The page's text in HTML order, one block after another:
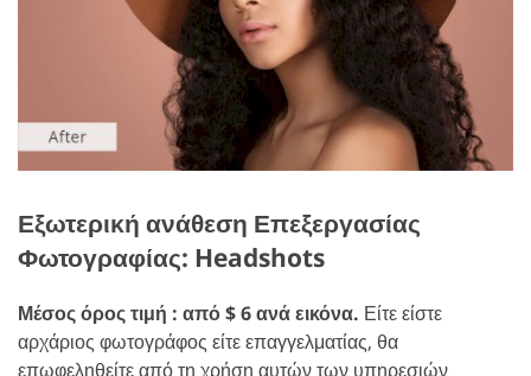
Εξωτερική ανάθεση Επεξεργασίας
Φωτογραφίας: Headshots
Μέσος όρος τιμή : από $ 6 ανά εικόνα. Είτε είστε
αρχάριος φωτογράφος είτε επαγγελματίας, θα
επωφεληθείτε από τη χρήση αυτών των υπηρεσιών